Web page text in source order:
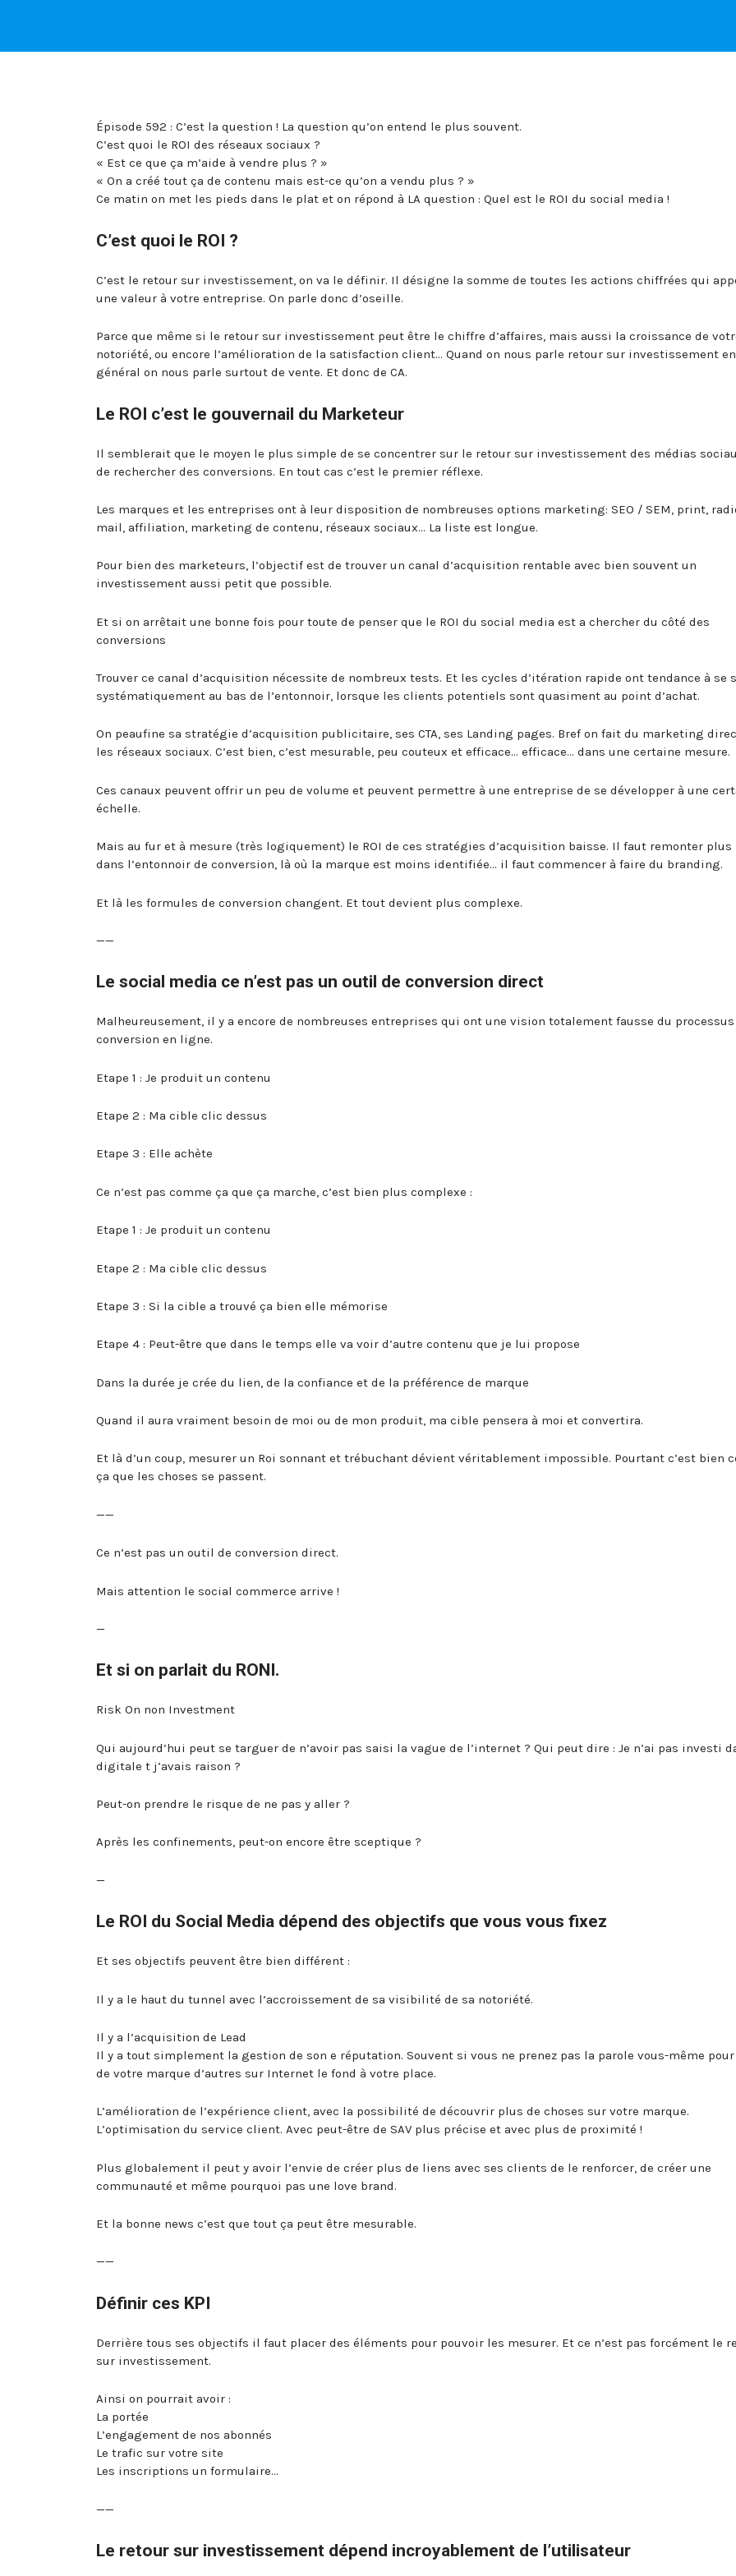
Épisode 592 : C’est la question ! La question qu’on entend le plus souvent.
C’est quoi le ROI des réseaux sociaux ?
« Est ce que ça m’aide à vendre plus ? »
« On a créé tout ça de contenu mais est-ce qu’on a vendu plus ? »
Ce matin on met les pieds dans le plat et on répond à LA question : Quel est le ROI du social media !
C’est quoi le ROI ?
C’est le retour sur investissement, on va le définir. Il désigne la somme de toutes les actions chiffrées qui
une valeur à votre entreprise. On parle donc d’oseille.
Parce que même si le retour sur investissement peut être le chiffre d’affaires, mais aussi la croissance de
notoriété, ou encore l’amélioration de la satisfaction client… Quand on nous parle retour sur investissement en
général on nous parle surtout de vente. Et donc de CA.
Le ROI c’est le gouvernail du Marketeur
Il semblerait que le moyen le plus simple de se concentrer sur le retour sur investissement des médias
de rechercher des conversions. En tout cas c’est le premier réflexe.
Les marques et les entreprises ont à leur disposition de nombreuses options marketing: SEO / SEM, print,
mail, affiliation, marketing de contenu, réseaux sociaux… La liste est longue.
Pour bien des marketeurs, l’objectif est de trouver un canal d’acquisition rentable avec bien souvent un
investissement aussi petit que possible.
Et si on arrêtait une bonne fois pour toute de penser que le ROI du social media est a chercher du côté des
conversions
Trouver ce canal d’acquisition nécessite de nombreux tests. Et les cycles d’itération rapide ont tendance à se
systématiquement au bas de l’entonnoir, lorsque les clients potentiels sont quasiment au point d’achat.
On peaufine sa stratégie d’acquisition publicitaire, ses CTA, ses Landing pages. Bref on fait du marketing
les réseaux sociaux. C’est bien, c’est mesurable, peu couteux et efficace… efficace… dans une certaine mesure.
Ces canaux peuvent offrir un peu de volume et peuvent permettre à une entreprise de se développer à une
échelle.
Mais au fur et à mesure (très logiquement) le ROI de ces stratégies d’acquisition baisse. Il faut remonter plus
dans l’entonnoir de conversion, là où la marque est moins identifiée… il faut commencer à faire du branding.
Et là les formules de conversion changent. Et tout devient plus complexe.
——
Le social media ce n’est pas un outil de conversion direct
Malheureusement, il y a encore de nombreuses entreprises qui ont une vision totalement fausse du processus
conversion en ligne.
Etape 1 : Je produit un contenu
Etape 2 : Ma cible clic dessus
Etape 3 : Elle achète
Ce n’est pas comme ça que ça marche, c’est bien plus complexe :
Etape 1 : Je produit un contenu
Etape 2 : Ma cible clic dessus
Etape 3 : Si la cible a trouvé ça bien elle mémorise
Etape 4 : Peut-être que dans le temps elle va voir d’autre contenu que je lui propose
Dans la durée je crée du lien, de la confiance et de la préférence de marque
Quand il aura vraiment besoin de moi ou de mon produit, ma cible pensera à moi et convertira.
Et là d’un coup, mesurer un Roi sonnant et trébuchant dévient véritablement impossible. Pourtant c’est bien
ça que les choses se passent.
——
Ce n’est pas un outil de conversion direct.
Mais attention le social commerce arrive !
—
Et si on parlait du RONI.
Risk On non Investment
Qui aujourd’hui peut se targuer de n’avoir pas saisi la vague de l’internet ? Qui peut dire : Je n’ai pas investi
digitale t j’avais raison ?
Peut-on prendre le risque de ne pas y aller ?
Après les confinements, peut-on encore être sceptique ?
—
Le ROI du Social Media dépend des objectifs que vous vous fixez
Et ses objectifs peuvent être bien différent :
Il y a le haut du tunnel avec l’accroissement de sa visibilité de sa notoriété.
Il y a l’acquisition de Lead
Il y a tout simplement la gestion de son e réputation. Souvent si vous ne prenez pas la parole vous-même
de votre marque d’autres sur Internet le fond à votre place.
L’amélioration de l’expérience client, avec la possibilité de découvrir plus de choses sur votre marque.
L’optimisation du service client. Avec peut-être de SAV plus précise et avec plus de proximité !
Plus globalement il peut y avoir l’envie de créer plus de liens avec ses clients de le renforcer, de créer une
communauté et même pourquoi pas une love brand.
Et la bonne news c’est que tout ça peut être mesurable.
——
Définir ces KPI
Derrière tous ses objectifs il faut placer des éléments pour pouvoir les mesurer. Et ce n’est pas forcément le
sur investissement.
Ainsi on pourrait avoir :
La portée
L’engagement de nos abonnés
Le trafic sur votre site
Les inscriptions un formulaire…
——
Le retour sur investissement dépend incroyablement de l’utilisateur